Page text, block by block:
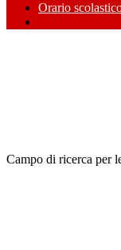
Orario
Campo di ricerca per